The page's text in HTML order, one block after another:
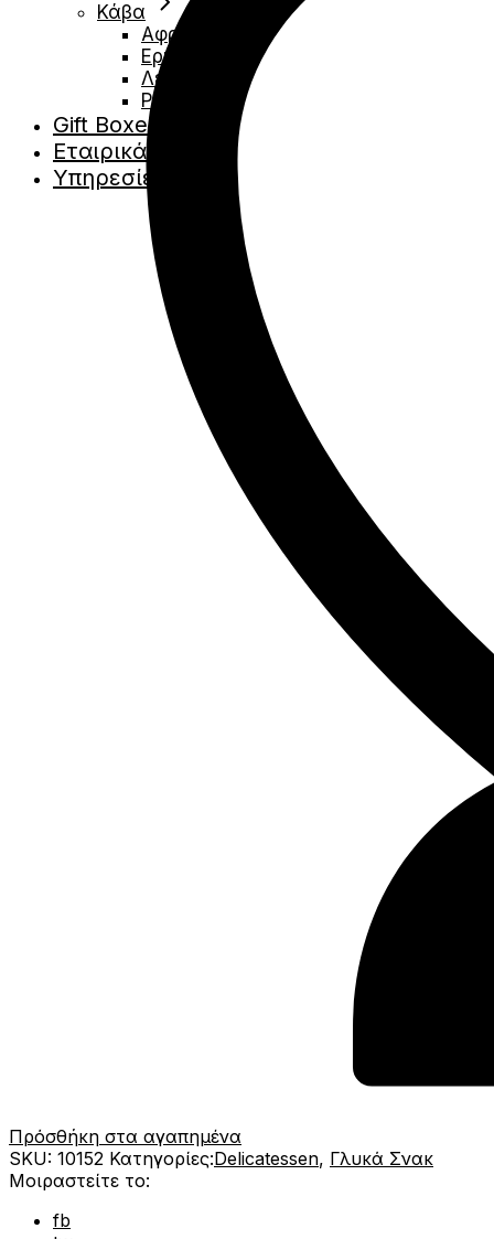
Κάβα
Αφρώδες
Ερυθρά
Λευκά
Ροζέ
Gift Boxes
Εταιρικά Δώρα
Υπηρεσίες
Πρόσθήκη στα αγαπημένα
SKU: 10152 Κατηγορίες:Delicatessen, Γλυκά Σνακ
Μοιραστείτε το:
fb